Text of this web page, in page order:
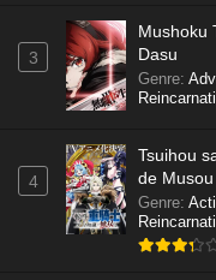
3
Mushoku
Dasu
Genre:
4
Tsuihou
de
Genre: